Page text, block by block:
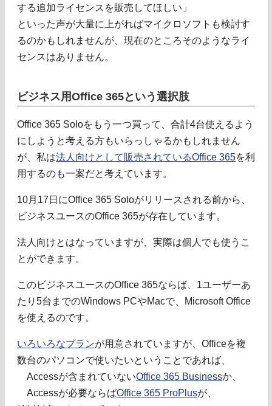
する追加ライセンスを販売してほしい」
といった声が大量に上がればマイクロソフトも検討す
るのかもしれませんが、現在のところそのようなライ
センスはありません。
ビジネス用Office 365という選択肢
Office 365 Soloをもう一つ買って、合計4台使えるよう
にしようと考える方もいらっしゃるかもしれません
が、私は法人向けとして販売されているOffice 365を利
用するのも一案だと考えています。
10月17日にOffice 365 Soloがリリースされる前から、
ビジネスユースのOffice 365が存在しています。
法人向けとはなっていますが、実際は個人でも使うこ
とができます。
このビジネスユースのOffice 365ならば、1ユーザーあ
たり5台までのWindows PCやMacで、Microsoft Office
を使えるのです。
いろいろなプランが用意されていますが、Officeを複
数台のパソコンで使いたいということであれば、
Accessが含まれていないOffice 365 Businessか、
Accessが必要ならばOffice 365 ProPlusが、